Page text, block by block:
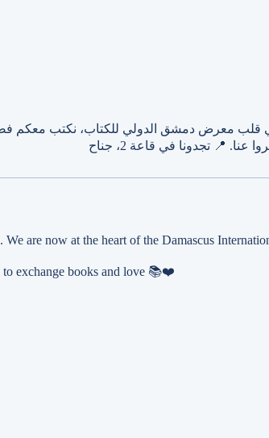
are now at the heart of the Damascus
to exchange books and love 📚❤️